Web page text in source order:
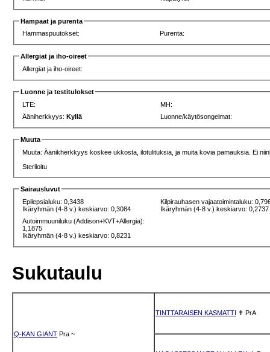
Hampaat ja purenta
Hammaspuutokset:
Purenta:
Allergiat ja iho-oireet
Allergiat ja iho-oireet:
Luonne ja testitulokset
LTE:
MH:
Ääniherkkyys:Kyllä Luonne/käytösongelmat:
Muuta
Muuta: Äänikherkkyys koskee ukkosta, ilotulituksia, ja muita kovia pamauksia. Ei
Steriloitu
Sairausluvut
Epilepsialuku: 0,3438
Ikäryhmän (4-8 v.) keskiarvo: 0,3084
Kilpirauhasen vajaatoimintaluku:
Ikäryhmän (4-8 v.) keskiarvo: 0,2737
Autoimmuuniluku (Addison+KVT+Allergia):
1,1875
Ikäryhmän (4-8 v.) keskiarvo: 0,8231
Sukutaulu
Q-KAN GIANT Pra ~
TINTTARAISEN KASMATTI ✝ PrA